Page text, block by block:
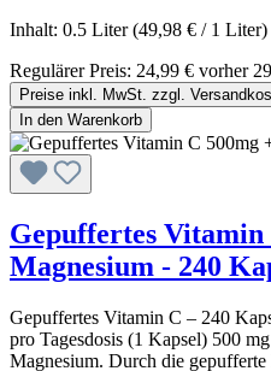
Inhalt: 0.5 Liter(49,98 € / 1 Liter)
Regulärer Preis: 24,99 € vorher
Preise inkl. MwSt. zzgl.
In den Warenkorb
Gepuffertes Vitamin
Magnesium - 240
Gepuffertes Vitamin C – 240
pro Tagesdosis (1 Kapsel) 500
Magnesium. Durch die